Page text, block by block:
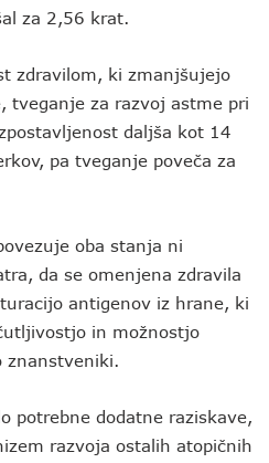
za 2,56 krat.
zdravilom, ki zmanjšujejo
tveganje za razvoj astme pri
daljša kot 14
pa tveganje poveča za
oba stanja ni
da se omenjena zdravila
antigenov iz hrane, ki
in možnostjo
znanstveniki.
potrebne dodatne raziskave,
razvoja ostalih atopičnih